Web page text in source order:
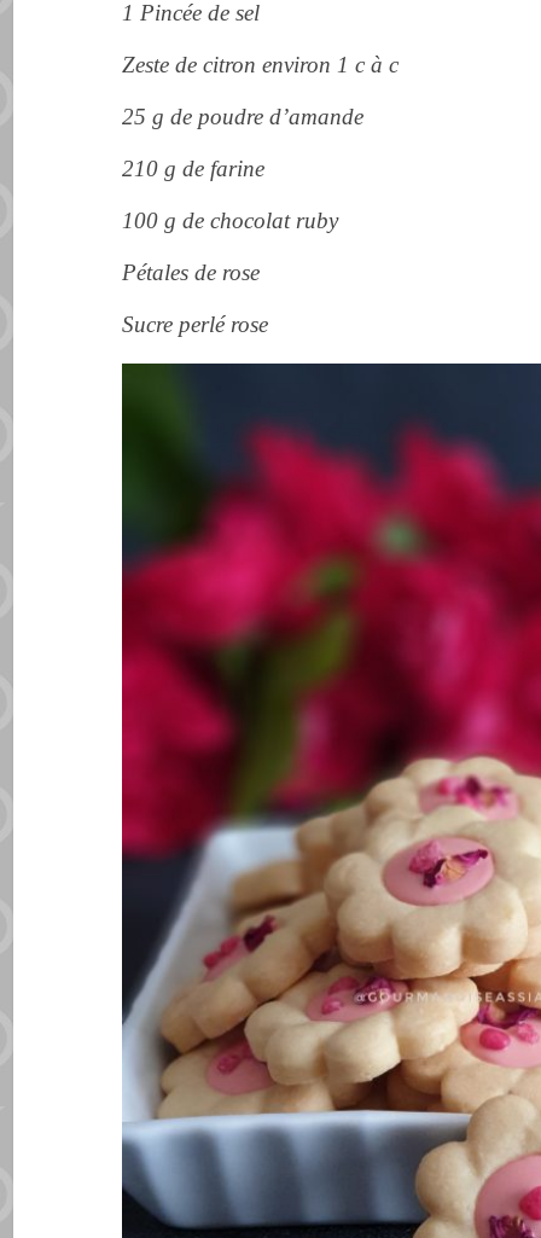
1 Pincée de sel
Zeste de citron environ 1 c à c
25 g de poudre d’amande
210 g de farine
100 g de chocolat ruby
Pétales de rose
Sucre perlé rose